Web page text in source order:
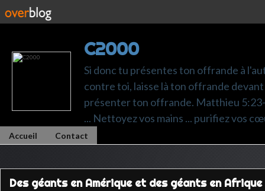
C2000
Si donc tu présentes ton offrande à
contre toi, laisse là ton offrande
présenter ton offrande. Matthieu 5:23-
... Nettoyez vos mains ... purifiez vos
Accueil Contact
Des géants en Amérique et des géants en Afrique